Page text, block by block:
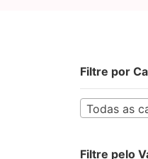
Filtre por
Filtre pelo